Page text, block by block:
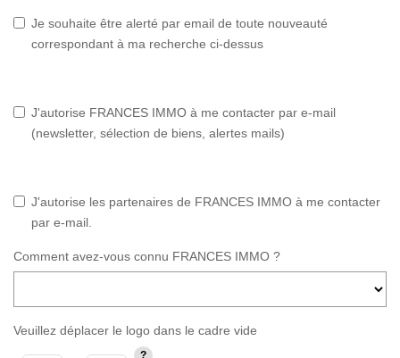
Je souhaite être alerté par email de toute nouveauté
correspondant à ma recherche ci-dessus
J'autorise FRANCES IMMO à me contacter par e-mail
(newsletter, sélection de biens, alertes mails)
J'autorise les partenaires de FRANCES IMMO à me contacter
par e-mail.
Comment avez-vous connu FRANCES IMMO ?
Veuillez déplacer le logo dans le cadre vide